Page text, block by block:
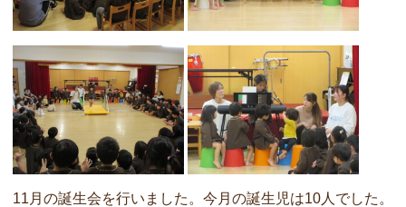
11月の誕生会を行いました。今月の誕生児は10人でした。